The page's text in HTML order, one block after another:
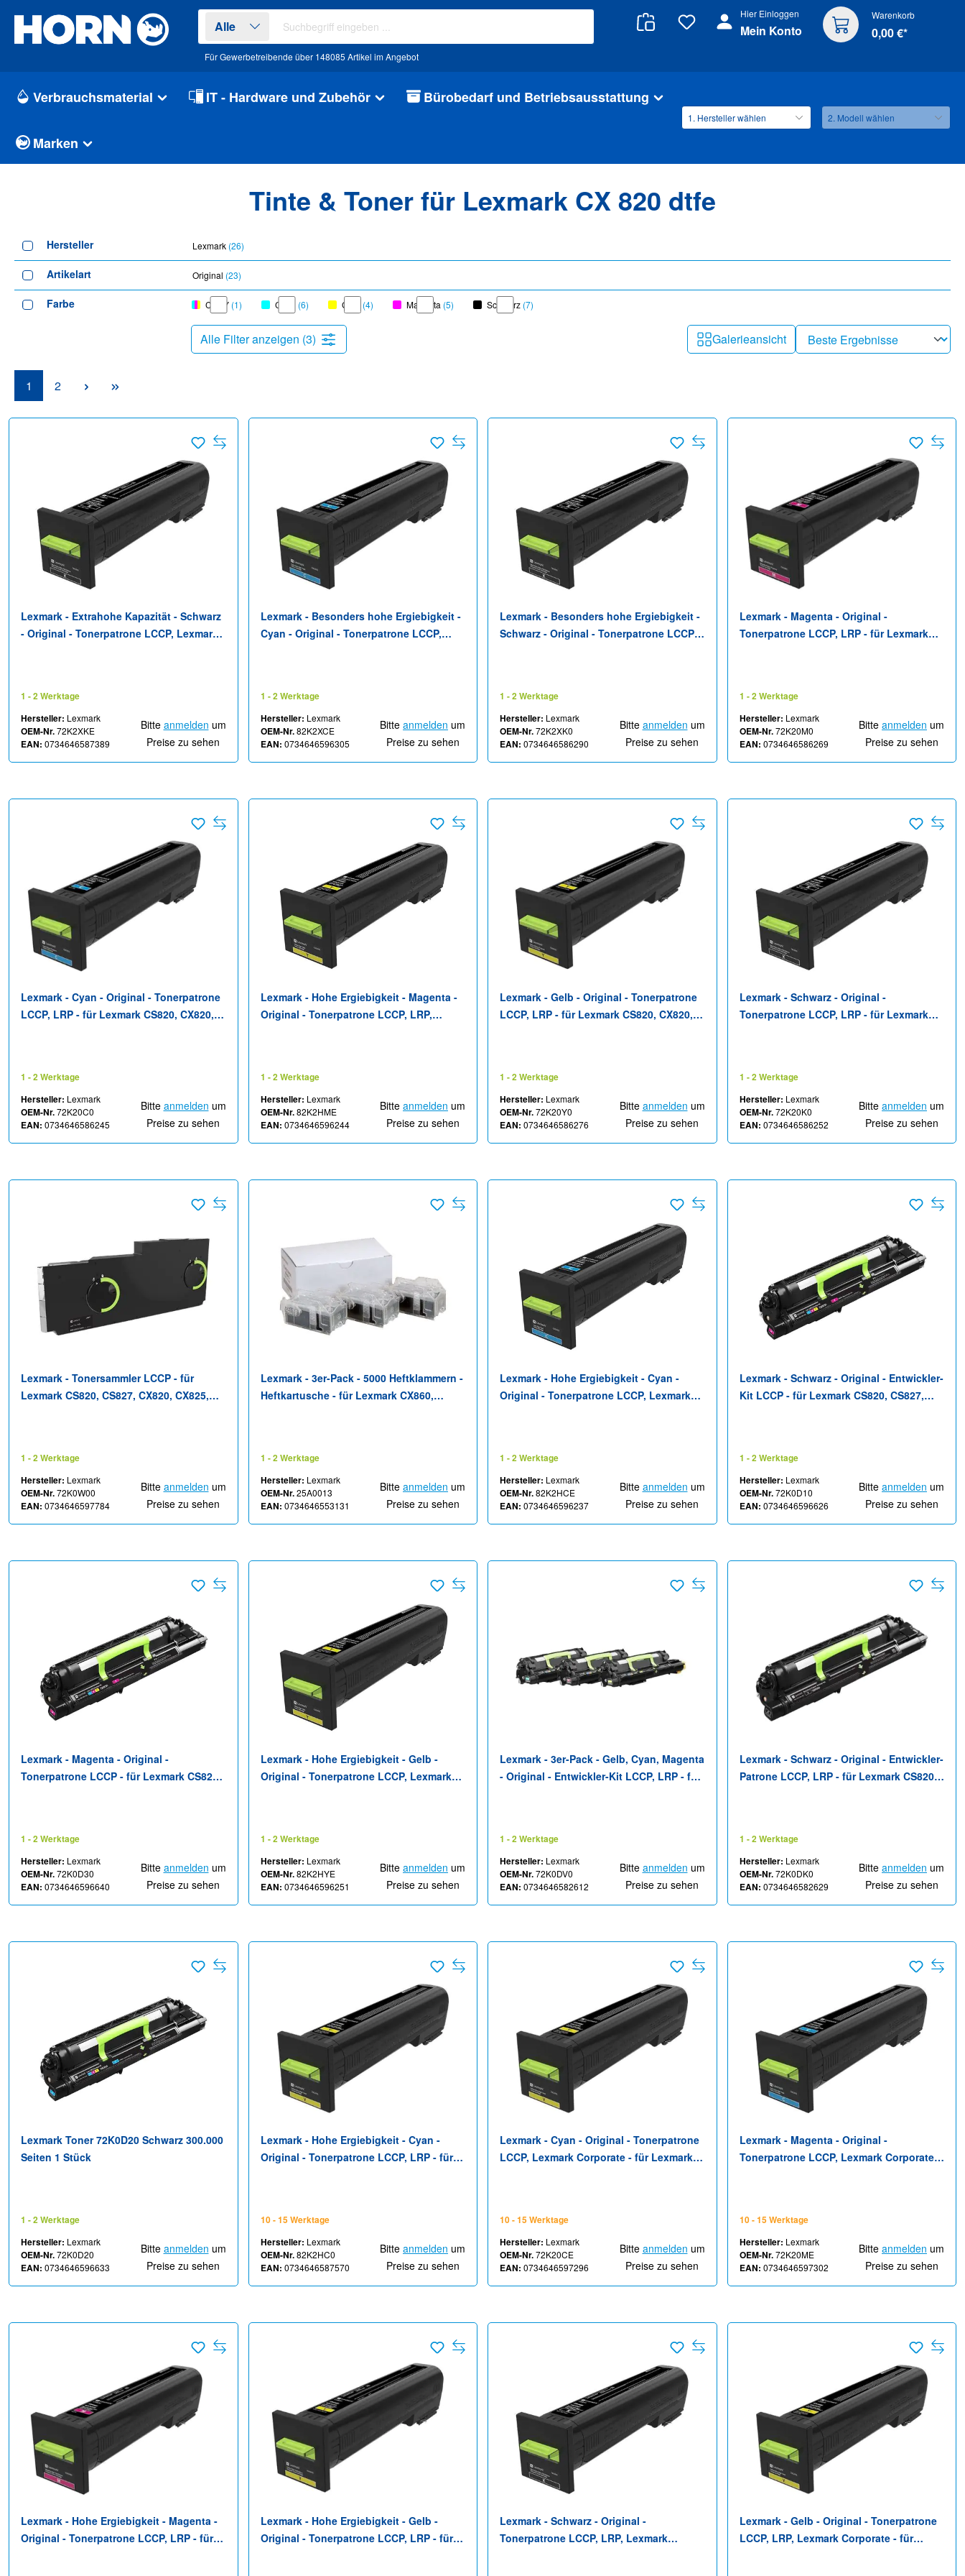
Zur Hauptnavigation springen
Alle
Für Gewerbetreibende über 148085 Artikel im Angebot
Hier Einloggen
Mein Konto
Warenkorb
0,00 €*
Verbrauchsmaterial IT - Hardware und Zubehör Bürobedarf und Betriebsausstattung
Marken
Tinte & Toner für Lexmark CX 820 dtfe
Hersteller Lexmark (26)
Artikelart Original (23)
Farbe C/M/Y (1) Cyan (6) Gelb (4) Magenta (5) Schwarz (7)
Alle Filter anzeigen (3) Galerieansicht
Seite
1 Seite
2
Lexmark - Extrahohe Kapazität - Schwarz
- Original - Tonerpatrone LCCP, Lexmark
1 - 2 Werktage
Hersteller: Lexmark
OEM-Nr.72K2XKE
EAN: 0734646587389
Bitte anmelden um
Preise zu sehen
Lexmark - Besonders hohe Ergiebigkeit -
Cyan - Original - Tonerpatrone LCCP,
1 - 2 Werktage
Hersteller: Lexmark
OEM-Nr. 82K2XCE
EAN: 0734646596305
Bitte anmelden um
Preise zu sehen
Lexmark - Besonders hohe Ergiebigkeit -
Schwarz - Original - Tonerpatrone LCCP,
1 - 2 Werktage
Hersteller: Lexmark
OEM-Nr.72K2XK0
EAN: 0734646586290
Bitte anmelden um
Preise zu sehen
Lexmark - Magenta - Original -
Tonerpatrone LCCP, LRP - für Lexmark
1 - 2 Werktage
Hersteller: Lexmark
OEM-Nr. 72K20M0
EAN: 0734646586269
Bitte anmelden um
Preise zu sehen
Lexmark - Cyan - Original - Tonerpatrone
LCCP, LRP - für Lexmark CS820, CX820,
1 - 2 Werktage
Hersteller: Lexmark
OEM-Nr.72K20C0
EAN: 0734646586245
Bitte anmelden um
Preise zu sehen
Lexmark - Hohe Ergiebigkeit - Magenta -
Original - Tonerpatrone LCCP, LRP,
CX860dtfe
1 - 2 Werktage
Hersteller: Lexmark
OEM-Nr. 82K2HME
EAN: 0734646596244
Bitte anmelden um
Preise zu sehen
Lexmark - Gelb - Original - Tonerpatrone
LCCP, LRP - für Lexmark CS820, CX820,
1 - 2 Werktage
Hersteller: Lexmark
OEM-Nr.72K20Y0
EAN: 0734646586276
Bitte anmelden um
Preise zu sehen
Lexmark - Schwarz - Original -
Tonerpatrone LCCP, LRP - für Lexmark
1 - 2 Werktage
Hersteller: Lexmark
OEM-Nr. 72K20K0
EAN: 0734646586252
Bitte anmelden um
Preise zu sehen
Lexmark - Tonersammler LCCP - für
Lexmark CS820, CS827, CX820, CX825,
1 - 2 Werktage
Hersteller: Lexmark
OEM-Nr.72K0W00
EAN: 0734646597784
Bitte anmelden um
Preise zu sehen
Lexmark - 3er-Pack - 5000 Heftklammern -
Heftkartusche - für Lexmark CX860,
1 - 2 Werktage
Hersteller: Lexmark
OEM-Nr. 25A0013
EAN: 0734646553131
Bitte anmelden um
Preise zu sehen
Lexmark - Hohe Ergiebigkeit - Cyan -
Original - Tonerpatrone LCCP, Lexmark
CX860dtfe
1 - 2 Werktage
Hersteller: Lexmark
OEM-Nr.82K2HCE
EAN: 0734646596237
Bitte anmelden um
Preise zu sehen
Lexmark - Schwarz - Original - Entwickler-
Kit LCCP - für Lexmark CS820, CS827,
1 - 2 Werktage
Hersteller: Lexmark
OEM-Nr. 72K0D10
EAN: 0734646596626
Bitte anmelden um
Preise zu sehen
Lexmark - Magenta - Original -
Tonerpatrone LCCP - für Lexmark CS820,
1 - 2 Werktage
Hersteller: Lexmark
OEM-Nr.72K0D30
EAN: 0734646596640
Bitte anmelden um
Preise zu sehen
Lexmark - Hohe Ergiebigkeit - Gelb -
Original - Tonerpatrone LCCP, Lexmark
CX860dtfe
1 - 2 Werktage
Hersteller: Lexmark
OEM-Nr. 82K2HYE
EAN: 0734646596251
Bitte anmelden um
Preise zu sehen
Lexmark - 3er-Pack - Gelb, Cyan, Magenta
- Original - Entwickler-Kit LCCP, LRP - für
1 - 2 Werktage
Hersteller: Lexmark
OEM-Nr.72K0DV0
EAN: 0734646582612
Bitte anmelden um
Preise zu sehen
Lexmark - Schwarz - Original - Entwickler-
Patrone LCCP, LRP - für Lexmark CS820,
1 - 2 Werktage
Hersteller: Lexmark
OEM-Nr. 72K0DK0
EAN: 0734646582629
Bitte anmelden um
Preise zu sehen
Lexmark Toner 72K0D20 Schwarz 300.000
Seiten 1 Stück
1 - 2 Werktage
Hersteller: Lexmark
OEM-Nr.72K0D20
EAN: 0734646596633
Bitte anmelden um
Preise zu sehen
Lexmark - Hohe Ergiebigkeit - Cyan -
Original - Tonerpatrone LCCP, LRP - für
10 - 15 Werktage
Hersteller: Lexmark
OEM-Nr. 82K2HC0
EAN: 0734646587570
Bitte anmelden um
Preise zu sehen
Lexmark - Cyan - Original - Tonerpatrone
LCCP, Lexmark Corporate - für Lexmark
10 - 15 Werktage
Hersteller: Lexmark
OEM-Nr.72K20CE
EAN: 0734646597296
Bitte anmelden um
Preise zu sehen
Lexmark - Magenta - Original -
Tonerpatrone LCCP, Lexmark Corporate -
10 - 15 Werktage
Hersteller: Lexmark
OEM-Nr. 72K20ME
EAN: 0734646597302
Bitte anmelden um
Preise zu sehen
Lexmark - Hohe Ergiebigkeit - Magenta -
Original - Tonerpatrone LCCP, LRP - für
Lexmark - Hohe Ergiebigkeit - Gelb -
Original - Tonerpatrone LCCP, LRP - für
Lexmark - Schwarz - Original -
Tonerpatrone LCCP, LRP, Lexmark
Lexmark - Gelb - Original - Tonerpatrone
LCCP, LRP, Lexmark Corporate - für